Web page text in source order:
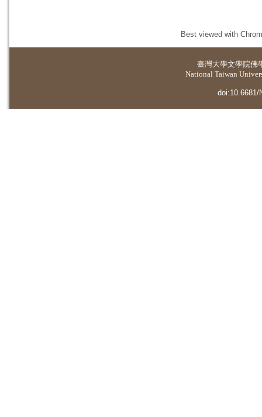
Best viewed with
臺灣大學文學院佛
National Taiwan
doi:10.6681/